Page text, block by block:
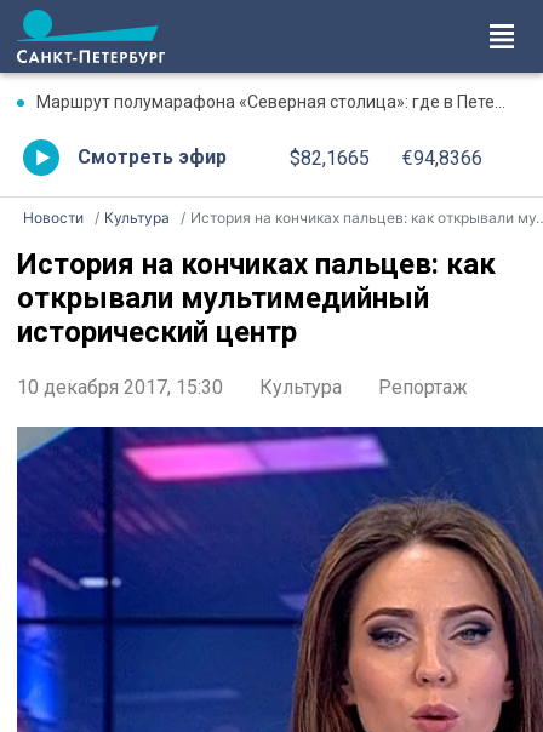
Маршрут полумарафона «Северная столица»: где в Петербурге будут перекрыты дороги 9 августа
Смотреть эфир $82,1665 €94,8366
Новости Культура История на кончиках пальцев: как открывали мультимедийный исторический центр
История на кончиках пальцев: как
открывали мультимедийный
исторический центр
10 декабря 2017, 15:30 Культура Репортаж